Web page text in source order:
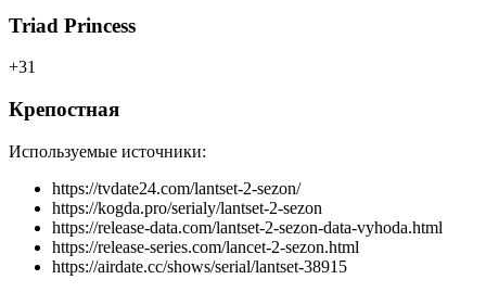
Triad Princess
+31
Крепостная
Используемые источники:
https://tvdate24.com/lantset-2-sezon/
https://kogda.pro/serialy/lantset-2-sezon
https://release-data.com/lantset-2-sezon-data-vyhoda.html
https://release-series.com/lancet-2-sezon.html
https://airdate.cc/shows/serial/lantset-38915